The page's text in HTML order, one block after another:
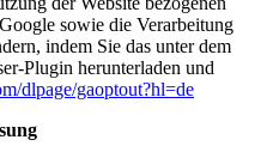
sowie die Verarbeitung
indem Sie das unter dem
Plugin herunterladen und
dlpage/gaoptout?hl=de